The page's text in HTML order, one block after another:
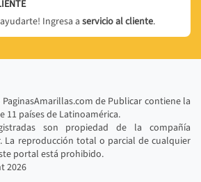
Ingresa a servicio al cliente.
de Publicar contiene la
11 países de Latinoamérica.
son propiedad de la compañía
La reproducción total o parcial de cualquier
portal está prohibido.
2026